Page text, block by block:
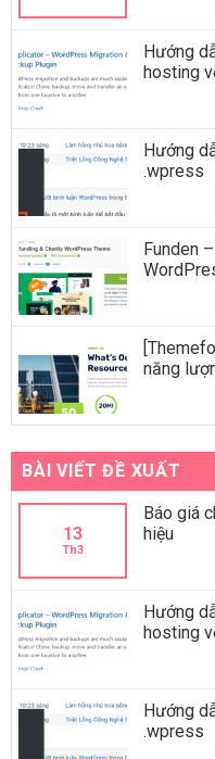
Hướng
hosting
Hướng
.wpress
Funden
năng
BÀI VIẾT ĐỀ XUẤT
13
Th3
Báo giá
hiệu
Hướng
hosting
Hướng
.wpress